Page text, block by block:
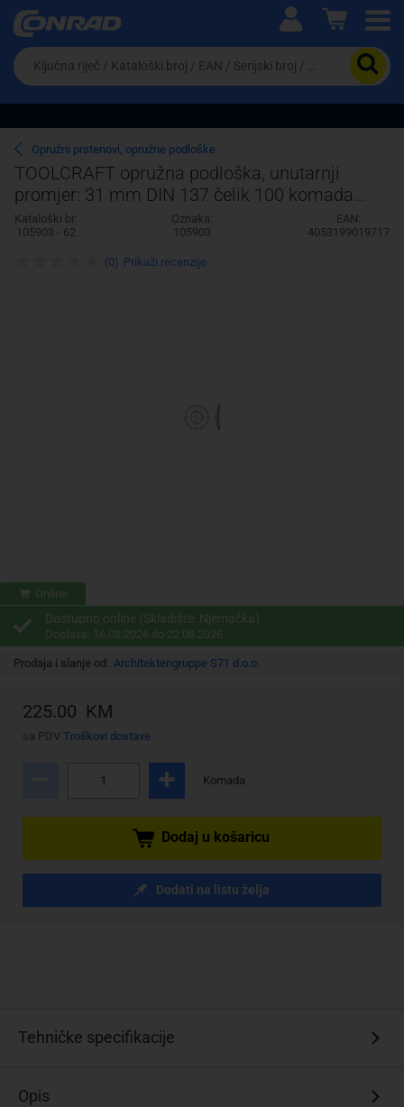
Ova postavka prilagođava asortiman proizvoda i
cijene vašim potrebama.
Pravno lice
Da
biste
potražili
proizvod,
unesite
ključnu
riječ,
kataloški
broj,
EAN
ili
Opružni prstenovi, opružne podloške
TOOLCRAFT opružna podloška, unutarnji
promjer: 31 mm DIN 137 čelik 100 komada
TOOLCRAFT 105903
Kataloški br:
105903 - 62
Oznaka:
105903
EAN:
4053199019717
Online
Dostupno online (Skladište: Njemačka)
Dostava: 16.08.2026 do 22.08.2026
Prodaja i slanje od: Architektengruppe S71 d.o.o.
225.00 KM
sa PDV Troškovi dostave
Komada
Dodaj u košaricu
Dodati na listu želja
(0) Prikaži recenzije
Tehničke specifikacije
Opis